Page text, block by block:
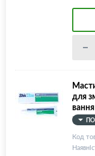
для
80г/
Код